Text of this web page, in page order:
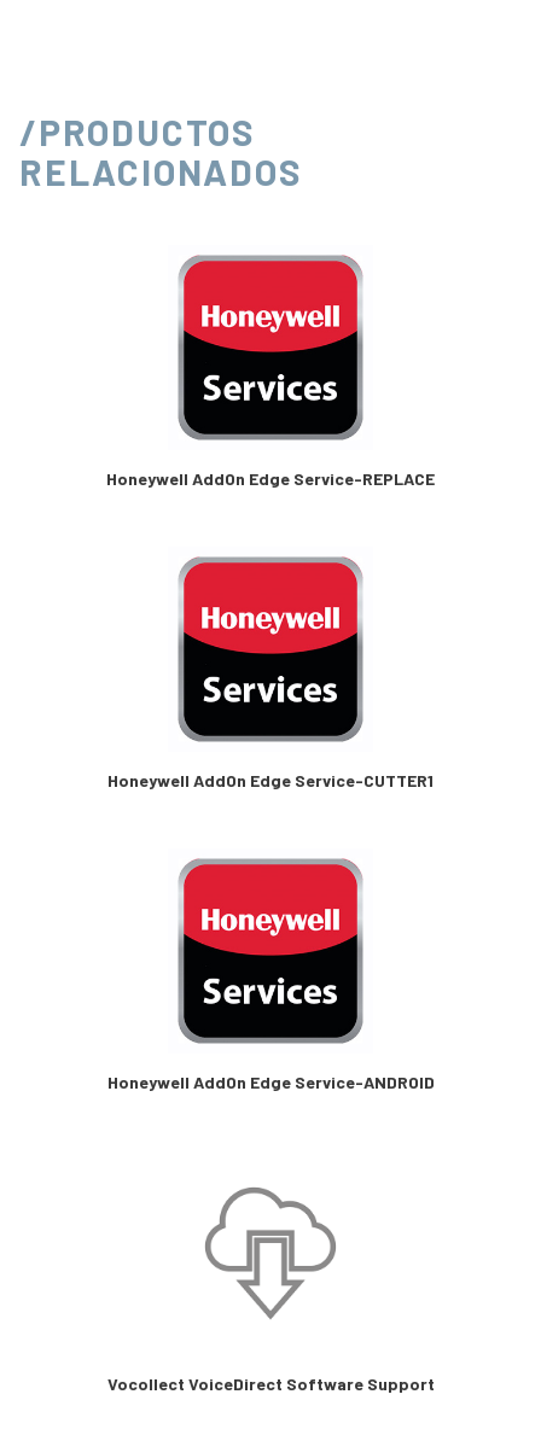
/PRODUCTOS
RELACIONADOS
Honeywell AddOn Edge Service-REPLACE
Honeywell AddOn Edge Service-CUTTER1
Honeywell AddOn Edge Service-ANDROID
Vocollect VoiceDirect Software Support